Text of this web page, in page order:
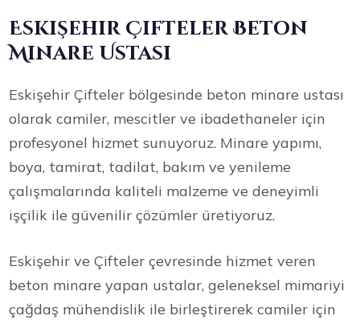
Eskişehir Çifteler Beton
Minare Ustası
Eskişehir Çifteler bölgesinde beton minare ustası
olarak camiler, mescitler ve ibadethaneler için
profesyonel hizmet sunuyoruz. Minare yapımı,
boya, tamirat, tadilat, bakım ve yenileme
çalışmalarında kaliteli malzeme ve deneyimli
işçilik ile güvenilir çözümler üretiyoruz.
Eskişehir ve Çifteler çevresinde hizmet veren
beton minare yapan ustalar, geleneksel mimariyi
çağdaş mühendislik ile birleştirerek camiler için